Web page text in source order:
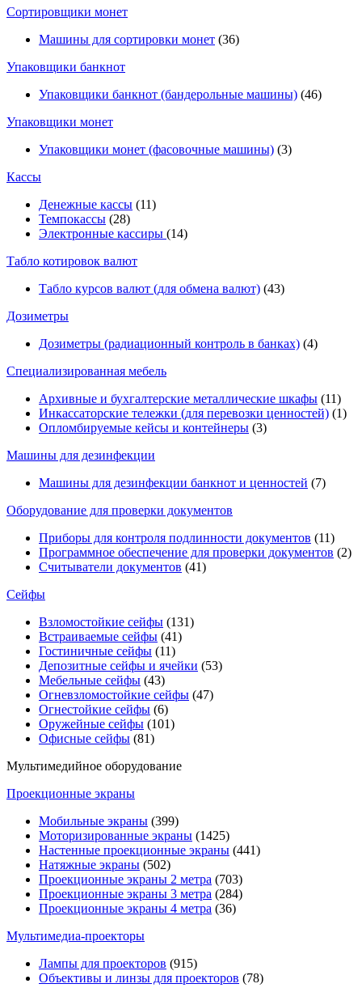
Сортировщики монет
Машины для сортировки монет (36)
Упаковщики банкнот
Упаковщики банкнот (бандерольные машины) (46)
Упаковщики монет
Упаковщики монет (фасовочные машины) (3)
Кассы
Денежные кассы (11)
Темпокассы (28)
Электронные кассиры (14)
Табло котировок валют
Табло курсов валют (для обмена валют) (43)
Дозиметры
Дозиметры (радиационный контроль в банках) (4)
Специализированная мебель
Архивные и бухгалтерские металлические шкафы (11)
Инкассаторские тележки (для перевозки ценностей) (1)
Опломбируемые кейсы и контейнеры (3)
Машины для дезинфекции
Машины для дезинфекции банкнот и ценностей (7)
Оборудование для проверки документов
Приборы для контроля подлинности документов (11)
Программное обеспечение для проверки документов (2)
Считыватели документов (41)
Сейфы
Взломостойкие сейфы (131)
Встраиваемые сейфы (41)
Гостиничные сейфы (11)
Депозитные сейфы и ячейки (53)
Мебельные сейфы (43)
Огневзломостойкие сейфы (47)
Огнестойкие сейфы (6)
Оружейные сейфы (101)
Офисные сейфы (81)
Мультимедийное оборудование
Проекционные экраны
Мобильные экраны (399)
Моторизированные экраны (1425)
Настенные проекционные экраны (441)
Натяжные экраны (502)
Проекционные экраны 2 метра (703)
Проекционные экраны 3 метра (284)
Проекционные экраны 4 метра (36)
Мультимедиa-проекторы
Лампы для проекторов (915)
Объективы и линзы для проекторов (78)